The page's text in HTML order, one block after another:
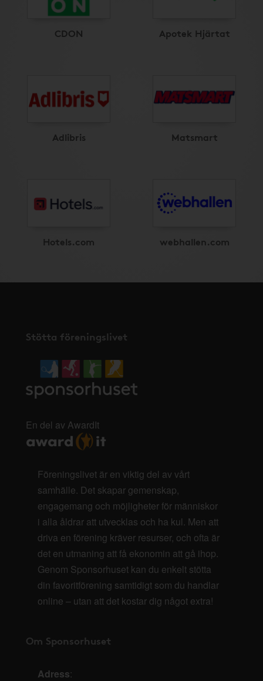
CDON Apotek Hjärtat
Adlibris Matsmart
Hotels.com webhallen.com
Stötta föreningslivet
En del av AwardIt
Föreningslivet är en viktig del av vårt
samhälle. Det skapar gemenskap,
engagemang och möjligheter för människor
i alla åldrar att utvecklas och ha kul. Men att
driva en förening kräver resurser, och ofta är
det en utmaning att få ekonomin att gå ihop.
Genom Sponsorhuset kan du enkelt stötta
din favoritförening samtidigt som du handlar
online – utan att det kostar dig något extra!
Om Sponsorhuset
Adress: